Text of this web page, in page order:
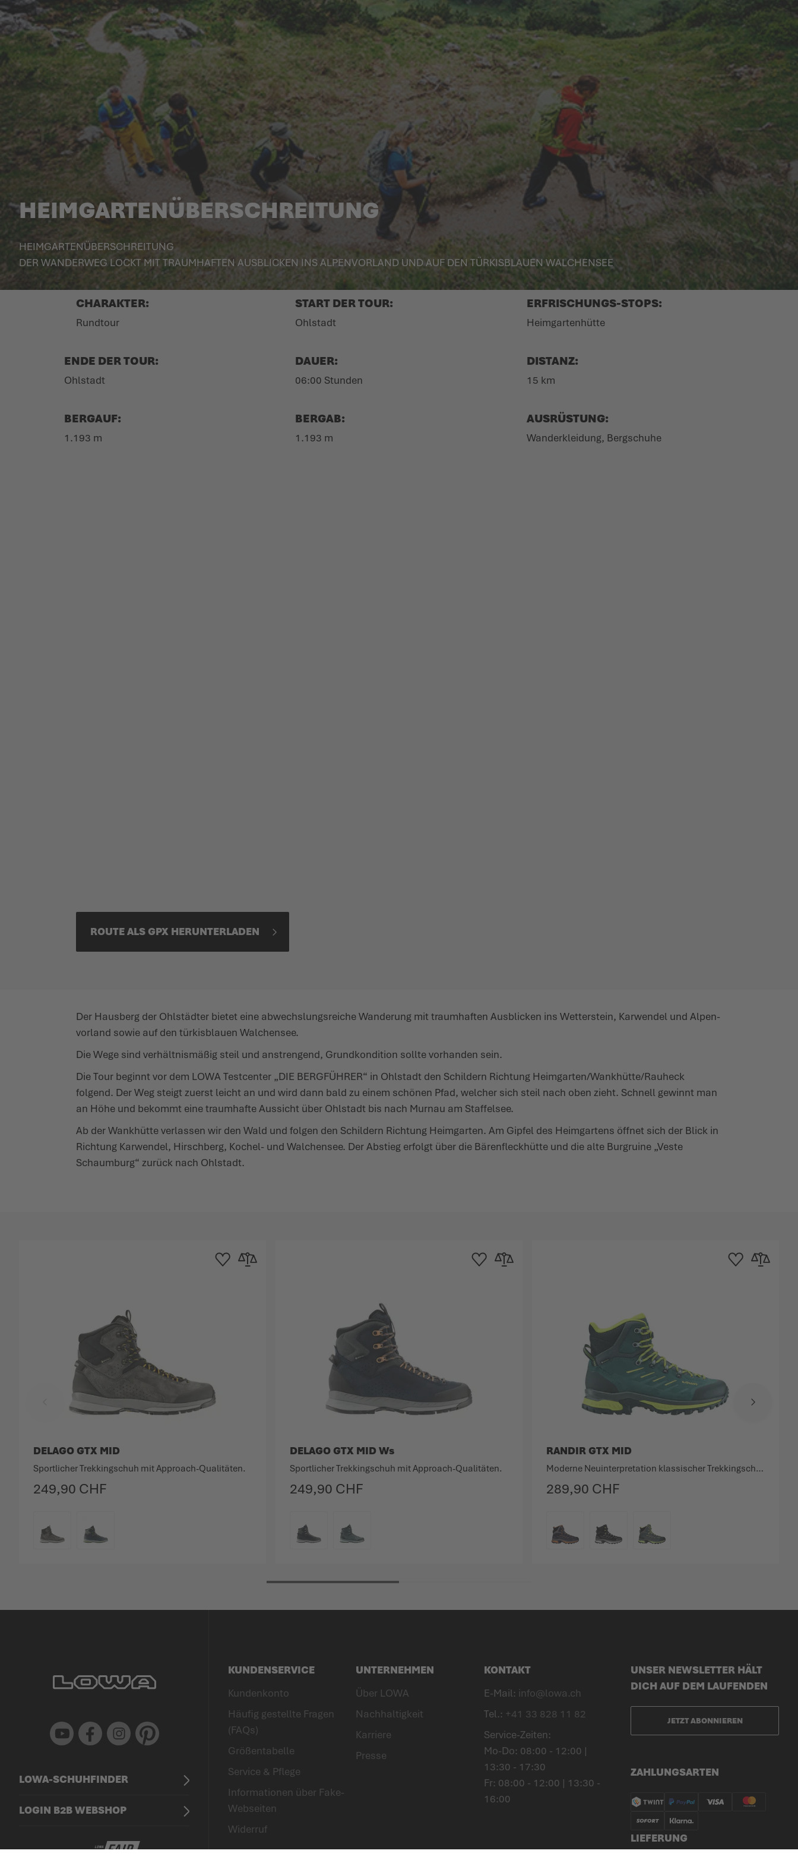
HEIMGARTENÜBERSCHREITUNG
HEIM­GAR­TEN­ÜBER­SCHREITUNG
DER WANDERWEG LOCKT MIT TRAUM­HAFTEN AUSBLICKEN INS ALPEN­VORLAND UND AUF DEN TÜRKIS­BLAUEN WALCHENSEE
CHARAKTER:
Rundtour
START DER TOUR:
Ohlstadt
ERFRI­SCHUNGS-STOPS:
Heim­gar­tenhütte
ENDE DER TOUR:
Ohlstadt
DAUER:
06:00 Stunden
DISTANZ:
15 km
BERGAUF:
1.193 m
BERGAB:
1.193 m
AUSRÜSTUNG:
Wander­kleidung, Berg­schuhe
ROUTE ALS GPX HERUN­TERLADEN
Der Hausberg der Ohlstädter bietet eine abwechs­lungs­reiche Wanderung mit traum­haften Ausblicken ins Wetterstein, Karwendel und Alpen­
vorland sowie auf den türkis­blauen Walchensee.
Die Wege sind verhält­nismäßig steil und anstrengend, Grund­kon­dition sollte vorhanden sein.
Die Tour beginnt vor dem LOWA Test­center „DIE BERG­FÜHRER“ in Ohlstadt den Schildern Richtung Heim­garten/Wankhütte/Rauheck
folgend. Der Weg steigt zuerst leicht an und wird dann bald zu einem schönen Pfad, welcher sich steil nach oben zieht. Schnell gewinnt man
an Höhe und bekommt eine traumhafte Aussicht über Ohlstadt bis nach Murnau am Staf­felsee.
Ab der Wankhütte verlassen wir den Wald und folgen den Schildern Richtung Heim­garten. Am Gipfel des Heim­gartens öffnet sich der Blick in
Richtung Karwendel, Hirschberg, Kochel- und Walchensee. Der Abstieg erfolgt über die Bären­fleckhütte und die alte Burgruine „Veste
Schaumburg“ zurück nach Ohlstadt.
249,90 CHF
DELAGO GTX MID
FARBE
Sportlicher Trekkingschuh mit Approach-Qualitäten.
Zur Wunschliste hinzufügen
Zur Vergleichsliste hinzufügen
249,90 CHF
DELAGO GTX MID Ws
FARBE
Sportlicher Trekkingschuh mit Approach-Qualitäten.
Zur Wunschliste hinzufügen
Zur Vergleichsliste hinzufügen
289,90 CHF
RANDIR GTX MID
FARBE
Moderne Neuinterpretation klassischer Trekkingschuhe.
Zur Wunschliste
Zur
Youtube Facebook Instagram Pinterest
KUNDENSERVICE
Kundenkonto
Häufig gestellte Fragen
(FAQs)
Größentabelle
Service & Pflege
Informationen über Fake-
Webseiten
Widerruf
UNTERNEHMEN
Über LOWA
Nachhaltigkeit
Karriere
Presse
KONTAKT
E-Mail: info@lowa.ch
Tel.: +41 33 828 11 82
Service-Zeiten:
Mo-Do: 08:00 - 12:00 |
13:30 - 17:30
Fr: 08:00 - 12:00 | 13:30 -
16:00
ZAHLUNGSARTEN
LIEFERUNG
LOWA-SCHUHFINDER
LOGIN B2B WEBSHOP
UNSER NEWSLETTER HÄLT
DICH AUF DEM LAUFENDEN
JETZT ABONNIEREN